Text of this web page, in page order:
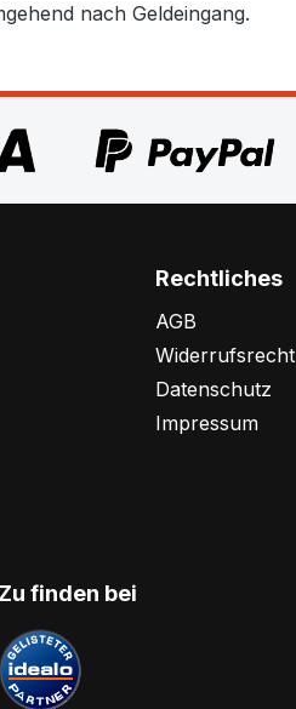
nach Geldeingang.
Rechtliches
AGB
Widerrufsrecht
Datenschutz
Impressum
Zu finden bei